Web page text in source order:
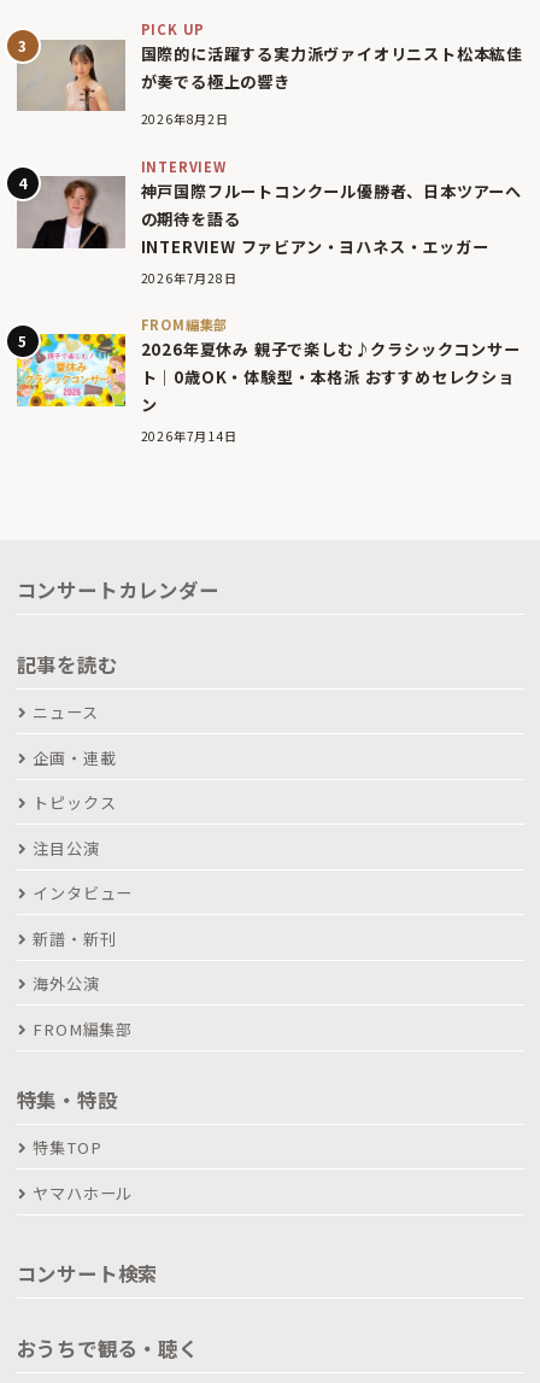
PICK UP
国際的に活躍する実力派ヴァイオリニスト松本紘佳
が奏でる極上の響き
2026年8月2日
INTERVIEW
神戸国際フルートコンクール優勝者、日本ツアーへ
の期待を語る
INTERVIEW ファビアン・ヨハネス・エッガー
2026年7月28日
FROM編集部
2026年夏休み 親子で楽しむ♪クラシックコンサー
ト｜0歳OK・体験型・本格派 おすすめセレクショ
ン
2026年7月14日
コンサートカレンダー
記事を読む
ニュース
企画・連載
トピックス
注目公演
インタビュー
新譜・新刊
海外公演
FROM編集部
特集・特設
特集TOP
ヤマハホール
コンサート検索
おうちで観る・聴く